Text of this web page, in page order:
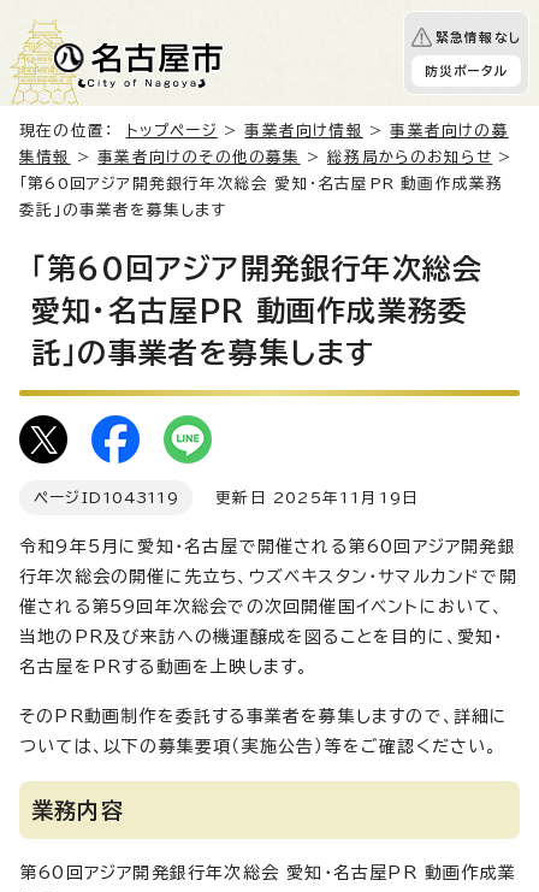
緊急情報なし
防災ポータル
現在の位置： トップページ >事業者向け情報 >事業者向けの募
集情報
>事業者向けのその他の募集 >総務局からのお知らせ >
「第60回アジア開発銀行年次総会 愛知・名古屋PR 動画作成業務
委託」の事業者を募集します
「第60回アジア開発銀行年次総会
愛知・名古屋PR 動画作成業務委
託」の事業者を募集します
ページID 1043119 更新日 2025年11月19日
令和9年5月に愛知・名古屋で開催される第60回アジア開発銀
行年次総会の開催に先立ち、ウズベキスタン・サマルカンドで開
催される第59回年次総会での次回開催国イベントにおいて、
当地のPR及び来訪への機運醸成を図ることを目的に、愛知・
名古屋をPRする動画を上映します。
そのPR動画制作を委託する事業者を募集しますので、詳細に
ついては、以下の募集要項（実施公告）等をご確認ください。
業務内容
第60回アジア開発銀行年次総会 愛知・名古屋PR 動画作成業